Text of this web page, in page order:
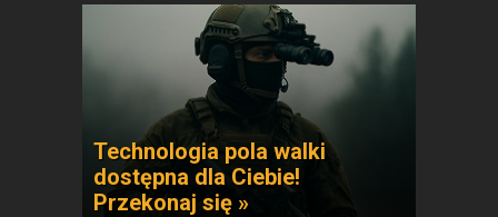
Technologia pola walki
dostępna dla Ciebie!
Przekonaj się »